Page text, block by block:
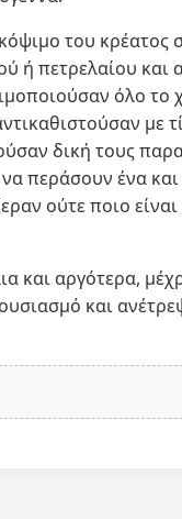
του κρέατος
ή πετρελαίου και
όλο το
με
δική τους
περάσουν ένα
ούτε ποιο είναι
και αργότερα,
και